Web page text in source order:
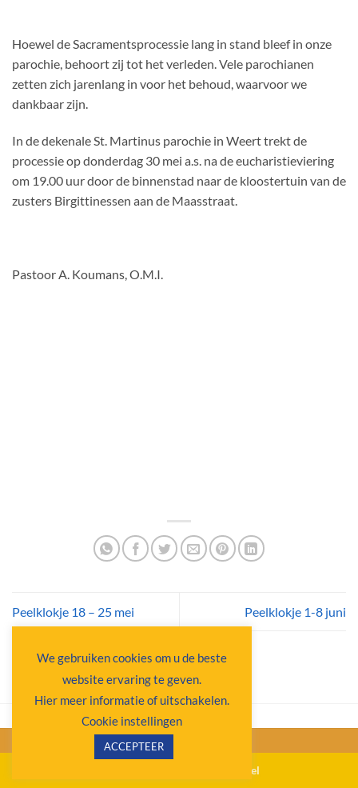
Hoewel de Sacramentsprocessie lang in stand bleef in onze
parochie, behoort zij tot het verleden. Vele parochianen
zetten zich jarenlang in voor het behoud, waarvoor we
dankbaar zijn.
In de dekenale St. Martinus parochie in Weert trekt de
processie op donderdag 30 mei a.s. na de eucharistieviering
om 19.00 uur door de binnenstad naar de kloostertuin van de
zusters Birgittinessen aan de Maasstraat.
Pastoor A. Koumans, O.M.I.
Peelklokje 18 – 25 mei Peelklokje 1-8 juni
Ospel Actueel
We gebruiken cookies om u de beste
website ervaring te geven.
Hier meer informatie of uitschakelen.
Cookie instellingen
ACCEPTEER